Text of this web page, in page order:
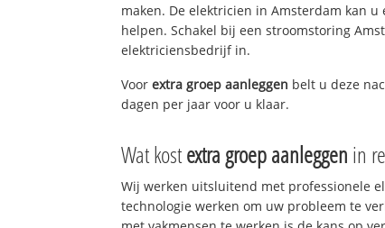
maken. De elektricien in Amsterdam kan
helpen. Schakel bij een stroomstoring
elektriciensbedrijf in.
Voorextra groep aanleggen belt u deze
dagen per jaar voor u klaar.
Wat kostextra groep aanleggen in
Wij werken uitsluitend met professionele
technologie werken om uw probleem te